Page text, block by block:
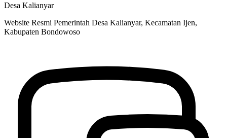
Desa Kalianyar
Website Resmi Pemerintah Desa Kalianyar, Kecamatan Ijen,
Kabupaten Bondowoso